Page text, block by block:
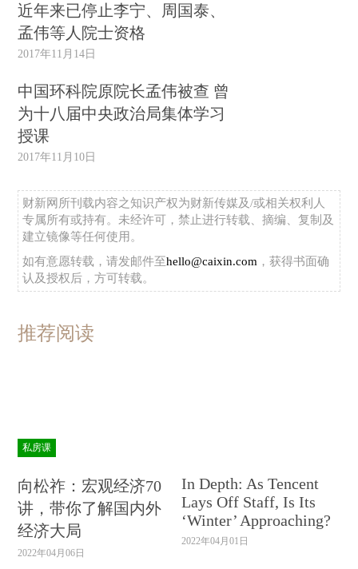
近年来已停止李宁、周国泰、
孟伟等人院士资格
2017年11月14日
中国环科院原院长孟伟被查 曾
为十八届中央政治局集体学习
授课
2017年11月10日
财新网所刊载内容之知识产权为财新传媒及/或相关权利人
专属所有或持有。未经许可，禁止进行转载、摘编、复制及
建立镜像等任何使用。
如有意愿转载，请发邮件至hello@caixin.com ，获得书面确
认及授权后，方可转载。
推荐阅读
私房课
向松祚：宏观经济70
讲，带你了解国内外
经济大局
2022年04月06日
In Depth: As Tencent
Lays Off Staff, Is Its
‘Winter’ Approaching?
2022年04月01日